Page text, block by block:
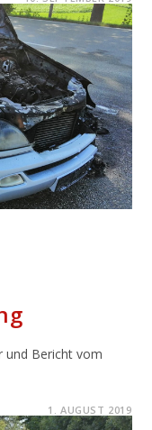
und Bericht vom
1. AUGUST 2019